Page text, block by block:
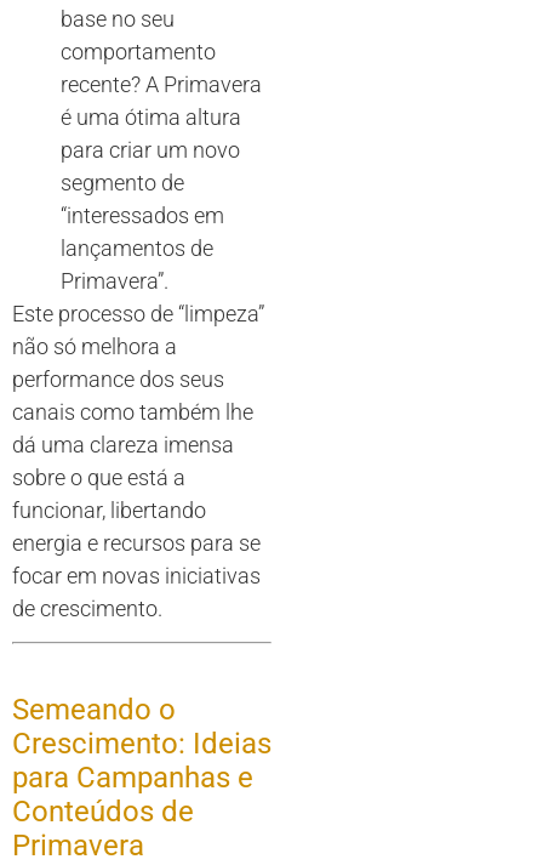
base no seu
comportamento
recente? A Primavera
é uma ótima altura
para criar um novo
segmento de
“interessados em
lançamentos de
Primavera”.
Este processo de “limpeza”
não só melhora a
performance dos seus
canais como também lhe
dá uma clareza imensa
sobre o que está a
funcionar, libertando
energia e recursos para se
focar em novas iniciativas
de crescimento.
Semeando o
Crescimento: Ideias
para Campanhas e
Conteúdos de
Primavera